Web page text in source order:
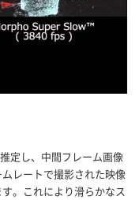
定し、中間フレーム画像
レートで撮影された映像
。これにより滑らかなス